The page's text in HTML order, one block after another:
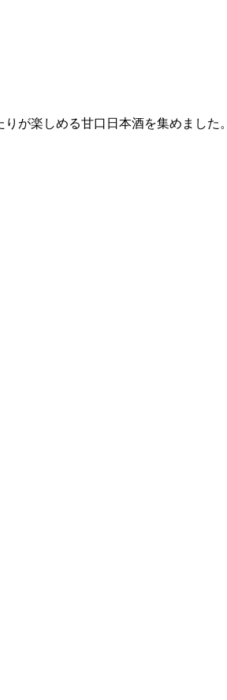
が楽しめる甘口日本酒を集めました。